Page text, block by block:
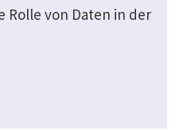
Rolle von Daten in der